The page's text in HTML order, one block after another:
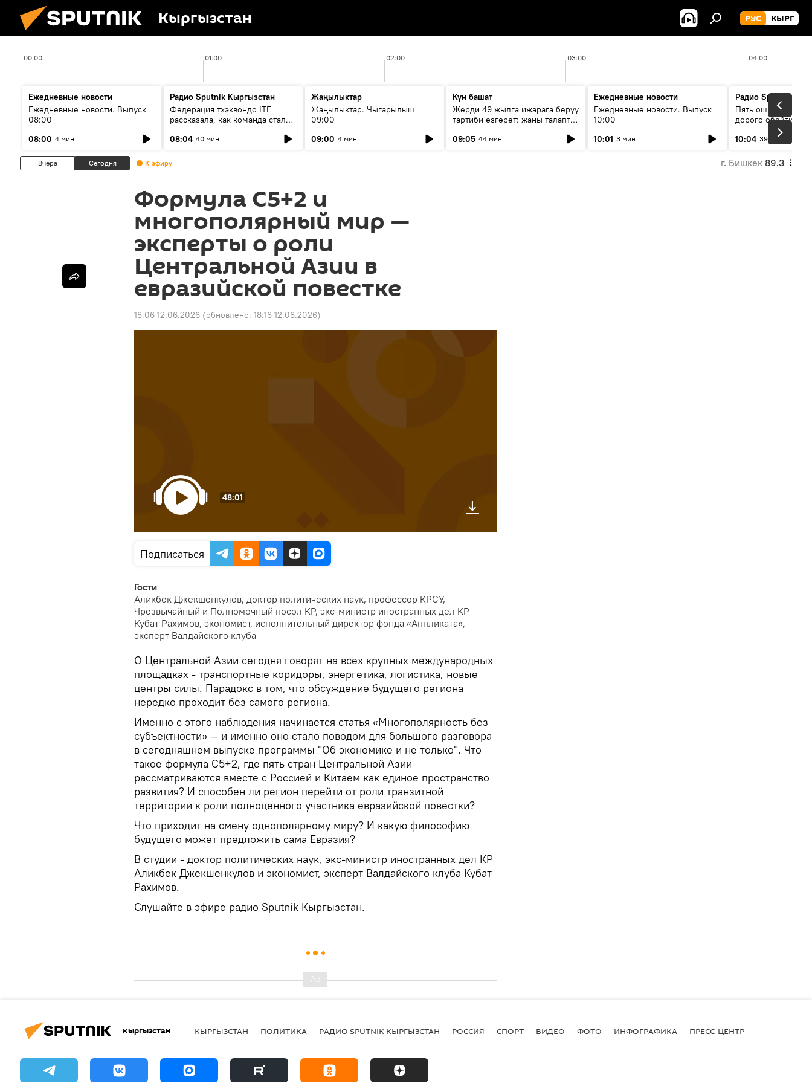
Кыргызстан РУС КЫРГ
00:00 01:00 02:00 03:00 04:00
Ежедневные новости
Ежедневные новости. Выпуск
08:00
08:00 4 мин
Радио Sputnik Кыргызстан
Федерация тхэквондо ITF
рассказала, как команда стала
08:04 40 мин
Жаңылыктар
Жаңылыктар. Чыгарылыш
09:00
09:00 4 мин
Күн башат
Жерди 49 жылга ижарага берүү
тартиби өзгөрөт: жаңы талаптар
09:05 44 мин
Ежедневные новости
Ежедневные новости. Выпуск
10:00
10:01 3 мин
Радио Sputnik
Пять ошибок
дорого обойтись
10:04 39 мин
Вчера Сегодня К эфиру г. Бишкек 89.3
Формула C5+2 и
многополярный мир —
эксперты о роли
Центральной Азии в
евразийской повестке
18:06 12.06.2026 (обновлено: 18:16 12.06.2026)
48:01
Подписаться
Гости
Аликбек Джекшенкулов, доктор политических наук, профессор КРСУ,
Чрезвычайный и Полномочный посол КР, экс-министр иностранных дел КР
Кубат Рахимов, экономист, исполнительный директор фонда «Аппликата»,
эксперт Валдайского клуба
О Центральной Азии сегодня говорят на всех крупных международных
площадках - транспортные коридоры, энергетика, логистика, новые
центры силы. Парадокс в том, что обсуждение будущего региона
нередко проходит без самого региона.
Именно с этого наблюдения начинается статья «Многополярность без
субъектности» — и именно оно стало поводом для большого разговора
в сегодняшнем выпуске программы "Об экономике и не только". Что
такое формула C5+2, где пять стран Центральной Азии
рассматриваются вместе с Россией и Китаем как единое пространство
развития? И способен ли регион перейти от роли транзитной
территории к роли полноценного участника евразийской повестки?
Что приходит на смену однополярному миру? И какую философию
будущего может предложить сама Евразия?
В студии - доктор политических наук, экс-министр иностранных дел КР
Аликбек Джекшенкулов и экономист, эксперт Валдайского клуба Кубат
Рахимов.
Слушайте в эфире радио Sputnik Кыргызстан.
Кыргызстан КЫРГЫЗСТАН ПОЛИТИКА РАДИО SPUTNIK КЫРГЫЗСТАН РОССИЯ СПОРТ ВИДЕО ФОТО ИНФОГРАФИКА ПРЕСС-ЦЕНТР